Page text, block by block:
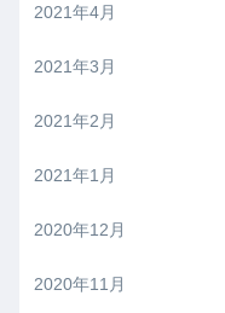
2021年4月
2021年3月
2021年2月
2021年1月
2020年12月
2020年11月